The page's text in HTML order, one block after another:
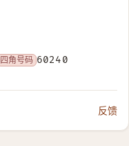
四角号码 60240
反馈